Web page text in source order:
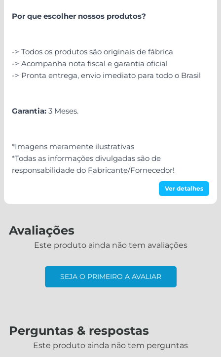
Ver detalhes
Por que escolher nossos produtos?
-> Todos os produtos são originais de fábrica
-> Acompanha nota fiscal e garantia oficial
-> Pronta entrega, envio imediato para todo o Brasil
Garantia: 3 Meses.
*Imagens meramente ilustrativas
*Todas as informações divulgadas são de
responsabilidade do Fabricante/Fornecedor!
Avaliações
Este produto ainda não tem avaliações
SEJA O PRIMEIRO A AVALIAR
Perguntas & respostas
Este produto ainda não tem perguntas